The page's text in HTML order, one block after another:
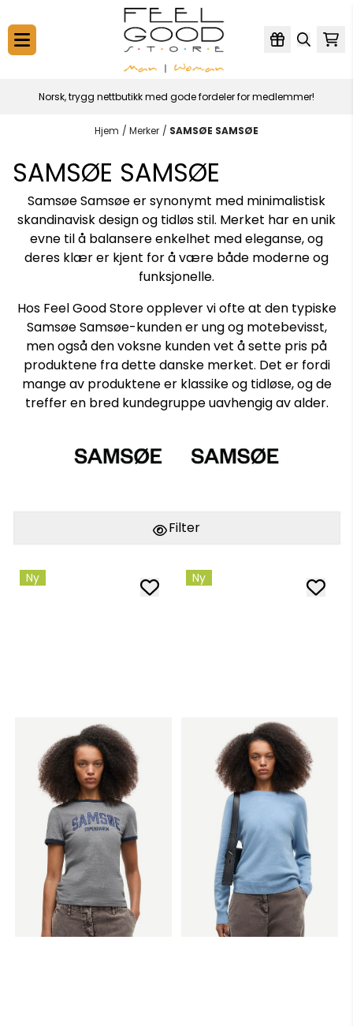
Norsk, trygg nettbutikk med gode fordeler for medlemmer!
Hjem / Merker / SAMSØE SAMSØE
SAMSØE SAMSØE
Samsøe Samsøe er synonymt med minimalistisk
skandinavisk design og tidløs stil. Merket har en unik
evne til å balansere enkelhet med eleganse, og
deres klær er kjent for å være både moderne og
funksjonelle.
Hos Feel Good Store opplever vi ofte at den typiske
Samsøe Samsøe-kunden er ung og motebevisst,
men også den voksne kunden vet å sette pris på
produktene fra dette danske merket. Det er fordi
mange av produktene er klassike og tidløse, og de
treffer en bred kundegruppe uavhengig av alder.
Filter
Ny Ny